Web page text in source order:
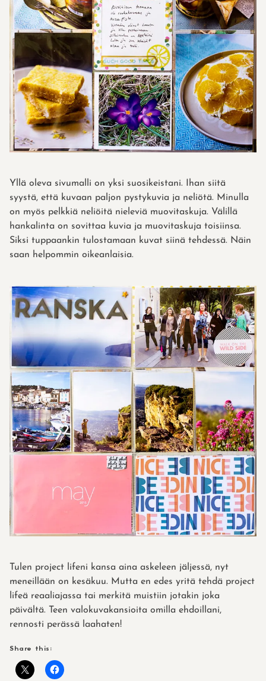
Yllä oleva sivumalli on yksi suosikeistani. Ihan siitä
syystä, että kuvaan paljon pystykuvia ja neliötä. Minulla
on myös pelkkiä neliöitä nieleviä muovitaskuja. Välillä
hankalinta on sovittaa kuvia ja muovitaskuja toisiinsa.
Siksi tuppaankin tulostamaan kuvat siinä tehdessä. Näin
saan helpommin oikeanlaisia.
Tulen project lifeni kansa aina askeleen jäljessä, nyt
meneillään on kesäkuu. Mutta en edes yritä tehdä project
lifeä reaaliajassa tai merkitä muistiin jotakin joka
päivältä. Teen valokuvakansioita omilla ehdoillani,
rennosti perässä laahaten!
Share this: